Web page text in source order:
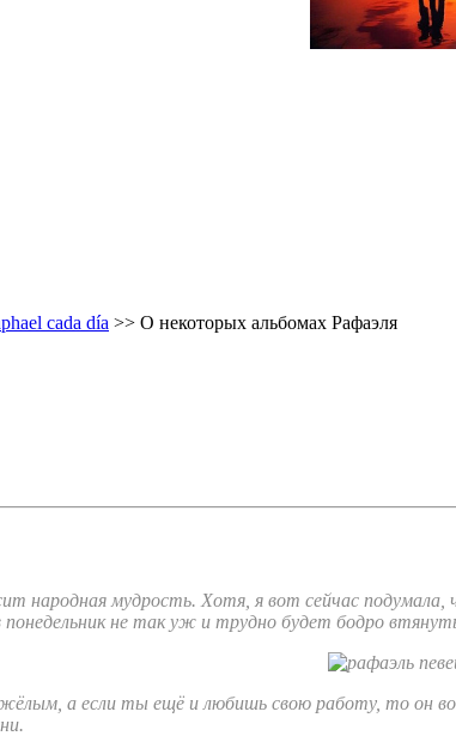
cada día >> О некоторых альбомах Рафаэля
народная мудрость. Хотя, я вот сейчас подумала,
не так уж и трудно будет бодро
а если ты ещё и любишь свою работу, то он